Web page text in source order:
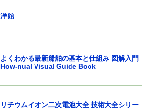
洋館
よくわかる最新船舶の基本と仕組み 図解入門
How‐nual Visual Guide Book
リチウムイオン二次電池大全 技術大全シリー